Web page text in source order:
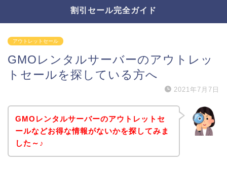
割引セール完全ガイド
アウトレットセール
GMOレンタルサーバーのアウトレッ
トセールを探している方へ
2021年7月7日
GMOレンタルサーバーのアウトレットセ
ールなどお得な情報がないかを探してみま
した～♪